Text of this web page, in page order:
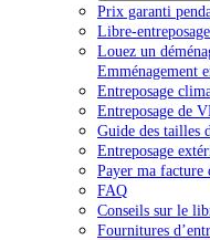
Prix garanti
Libre-
Louez un
Emménagement
Entreposage
Entreposage de
Guide des tailles
Entreposage
Payer ma facture
FAQ
Conseils sur le
Fournitures